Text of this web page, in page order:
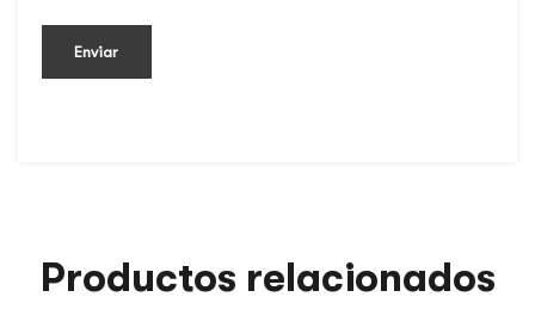
Productos relacionados